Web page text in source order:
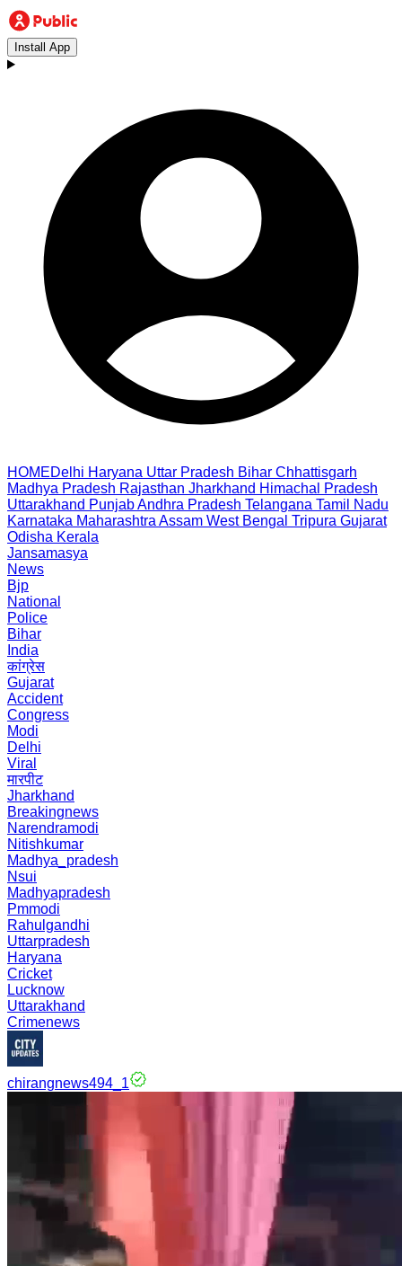
Install App
HOMEDelhi Haryana Uttar Pradesh Bihar Chhattisgarh
Madhya Pradesh Rajasthan Jharkhand Himachal Pradesh
Uttarakhand PunjabAndhra Pradesh Telangana Tamil Nadu
Karnataka Maharashtra Assam West Bengal Tripura Gujarat
Odisha Kerala
Jansamasya
News
Bjp
National
Police
Bihar
India
कांग्रेस
Gujarat
Accident
Congress
Modi
Delhi
Viral
मारपीट
Jharkhand
Breakingnews
Narendramodi
Nitishkumar
Madhya_pradesh
Nsui
Madhyapradesh
Pmmodi
Rahulgandhi
Uttarpradesh
Haryana
Cricket
Lucknow
Uttarakhand
Crimenews
chirangnews494_1